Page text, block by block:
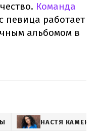
Команда
певица работает
альбомом в
НАСТЯ